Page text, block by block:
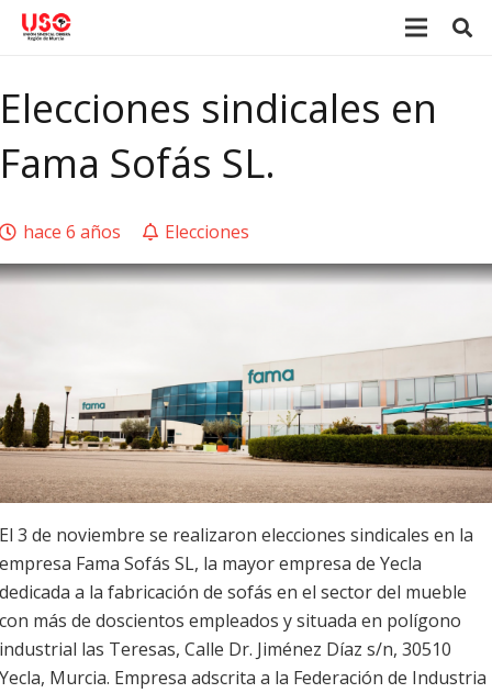
Elecciones sindicales en
Fama Sofás SL.
hace 6 años Elecciones
El 3 de noviembre se realizaron elecciones sindicales en la
empresa Fama Sofás SL, la mayor empresa de Yecla
dedicada a la fabricación de sofás en el sector del mueble
con más de doscientos empleados y situada en polígono
industrial las Teresas, Calle Dr. Jiménez Díaz s/n, 30510
Yecla, Murcia. Empresa adscrita a la Federación de Industria